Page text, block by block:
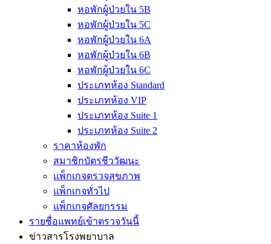
หอพักผู้ป่วยใน 5B
หอพักผู้ป่วยใน 5C
หอพักผู้ป่วยใน 6A
หอพักผู้ป่วยใน 6B
หอพักผู้ป่วยใน 6C
ประเภทห้อง Standard
ประเภทห้อง VIP
ประเภทห้อง Suite 1
ประเภทห้อง Suite 2
ราคาห้องพัก
สมาชิกบัตรชีววัฒนะ
แพ็กเกจตรวจสุขภาพ
แพ็กเกจทั่วไป
แพ็กเกจศัลยกรรม
รายชื่อแพทย์เข้าตรวจวันนี้
ข่าวสารโรงพยาบาล